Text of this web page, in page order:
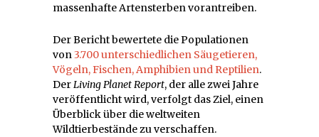
massenhafte Artensterben vorantreiben.
Der Bericht bewertete die Populationen
von3.700 unterschiedlichen Säugetieren,
Vögeln, Fischen, Amphibien und Reptilien.
DerLiving Planet Report, der alle zwei Jahre
veröffentlicht wird, verfolgt das Ziel, einen
Überblick über die weltweiten
Wildtierbestände zu verschaffen.